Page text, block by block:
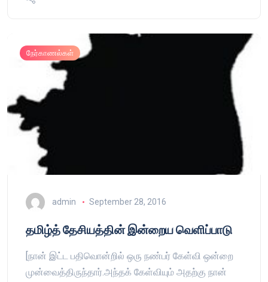
நேர்காணல்கள்
admin September 28, 2016
தமிழ்த் தேசியத்தின் இன்றைய வெளிப்பாடு
[நான் இட்ட பதிவொன்றில் ஒரு நண்பர் கேள்வி ஒன்றை
முன்வைத்திருந்தார்.அந்தக் கேள்வியும் அதற்கு நான்